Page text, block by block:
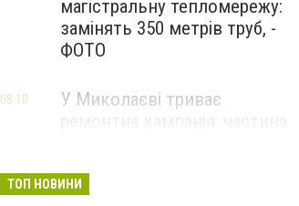
магістральну тепломережу:
замінять 350 метрів труб, -
ФОТО
У Миколаєві триває
08:10
ТОП НОВИНИ